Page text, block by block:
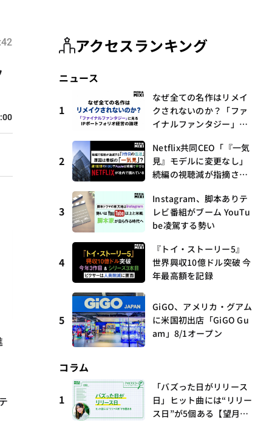
アクセスランキング
ニュース
1
なぜ全ての名作はリメイ
クされないのか？「ファ
イナルファンタジー」に
営の論理
2
Netflix共同CEO「『一気
見』モデルに変更なし」
続編の視聴減が指摘され
3
Instagram、脚本ありテ
レビ番組がブーム YouTu
be凌駕する勢い
4
『トイ・ストーリー5』
世界興収10億ドル突破 今
年最高額を記録
5
GiGO、アメリカ・グアム
に米国初出店「GiGO Gu
am」8/1オープン
コラム
1
「バズった日がリリース
日」ヒット曲には“リリー
ス日”が5個ある【望月優